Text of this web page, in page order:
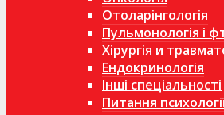
Отоларінгологія
Пульмонологія і
Хірургія и
Ендокринологія
Інші спеціальності
Питання